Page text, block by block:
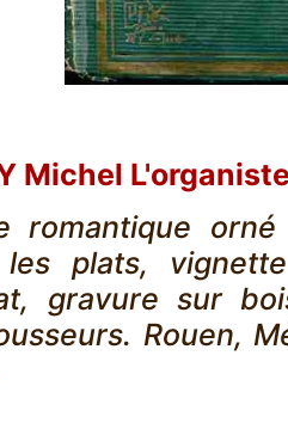
Michel
romantique
plats,
gravure sur
Rouen,